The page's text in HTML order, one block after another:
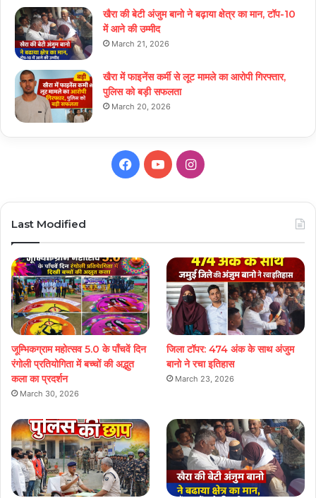
खैरा की बेटी अंजुम बानो ने बढ़ाया क्षेत्र का मान, टॉप-10
में आने की उम्मीद
March 21, 2026
खैरा में फाइनेंस कर्मी से लूट मामले का आरोपी गिरफ्तार,
पुलिस को बड़ी सफलता
March 20, 2026
Facebook
YouTubeInstagram
Last Modified
जूम्भिकग्राम महोत्सव 5.0 के पाँचवें दिन
रंगोली प्रतियोगिता में बच्चों की अद्भुत
कला का प्रदर्शन
March 30, 2026
जिला टॉपर: 474 अंक के साथ अंजुम
बानो ने रचा इतिहास
March 23, 2026